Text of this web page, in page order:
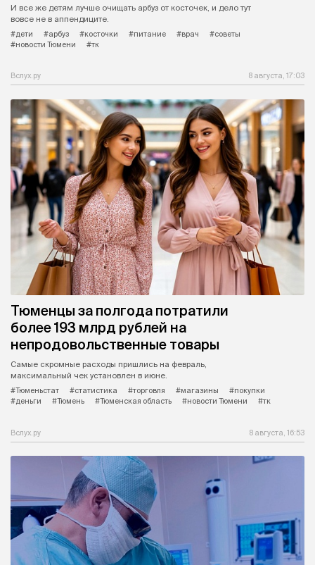
И все же детям лучше очищать арбуз от косточек, и дело тут
вовсе не в аппендиците.
#дети
#арбуз #косточки #питание #врач
#советы
#новости Тюмени
#тк
Вслух.ру 8 августа, 17:03
Тюменцы за полгода потратили
более 193 млрд рублей на
непродовольственные товары
Самые скромные расходы пришлись на февраль,
максимальный чек установлен в июне.
#Тюменьстат
#статистика #торговля #магазины
#покупки
#деньги
#Тюмень #Тюменская область #новости Тюмени #тк
Вслух.ру 8 августа, 16:53